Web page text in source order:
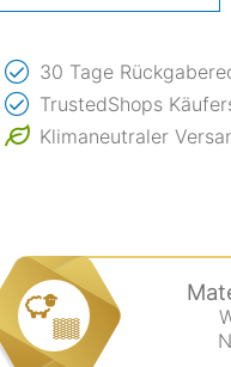
30 Tage
TrustedShops
Klimaneutraler